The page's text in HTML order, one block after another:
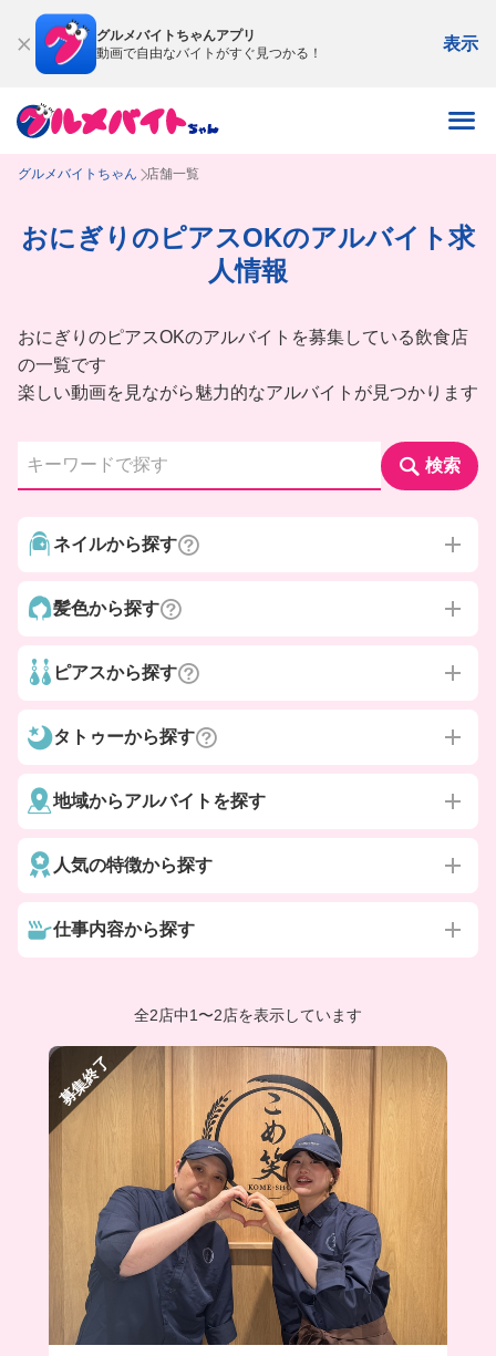
グルメバイトちゃんアプリ
動画で自由なバイトがすぐ見つかる！
表示
グルメバイトちゃん 店舗一覧
おにぎりのピアスOKのアルバイト求
人情報
おにぎりのピアスOKのアルバイトを募集している飲食店
の一覧です
楽しい動画を見ながら魅力的なアルバイトが見つかります
検索
ネイルから探す
髪色から探す
ピアスから探す
タトゥーから探す
地域からアルバイトを探す
人気の特徴から探す
仕事内容から探す
全2店中1 〜2店を表示しています
募集終了